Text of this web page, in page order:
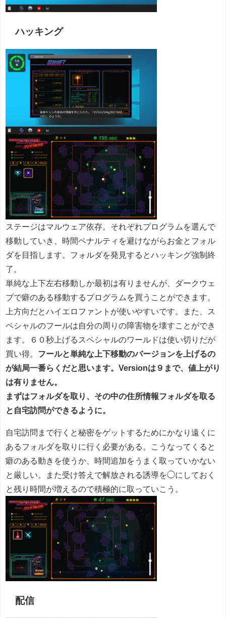
ハッキング
ステージはマルウェア依存。それぞれプログラムを選んで
移動していき、時間ペナルティを避けながらお金とフォル
ダを目指します。フォルダを発見するとハッキング強制終
了。
単純な上下左右移動しか最初は有りませんが、ダークウェ
ブで癖のある移動するプログラムを買うことができます。
上方向だとハイエロファントが使いやすいです。また、ス
ペシャルのフールは自分の周りの障害物を壊すことができ
ます。６０秒上げるスペシャルのワールドは使い切りだが
買い得。 フールと単純な上下移動のバージョンを上げるの
が結局一番らくだと思います。Versionは９まで、値上がり
は有りません。
まずはフォルダを取り、その中の住所情報フォルダを取る
と自宅訪問ができるように。
自宅訪問まで行くと秘密をゲットするためにかなり遠くに
あるフォルダを取りに行く必要がある。こうなってくると
癖のある動きを使うか、時間追加をうまく取っていかない
と厳しい。また受け答えで解放される誘導を◯にしておく
と残り時間が増えるので積極的に取っていこう。
配信